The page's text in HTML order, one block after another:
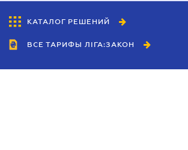
КАТАЛОГ РЕШЕНИЙ
ВСЕ ТАРИФЫ ЛІГА:ЗАКОН